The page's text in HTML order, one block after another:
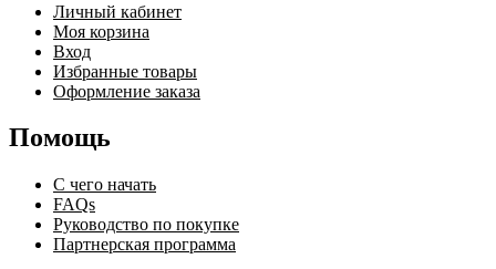
Личный кабинет
Моя корзина
Вход
Избранные товары
Оформление заказа
Помощь
С чего начать
FAQs
Руководство по покупке
Партнерская программа